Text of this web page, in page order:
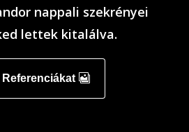
nappali szekrényei
lettek kitalálva.
Referenciákat